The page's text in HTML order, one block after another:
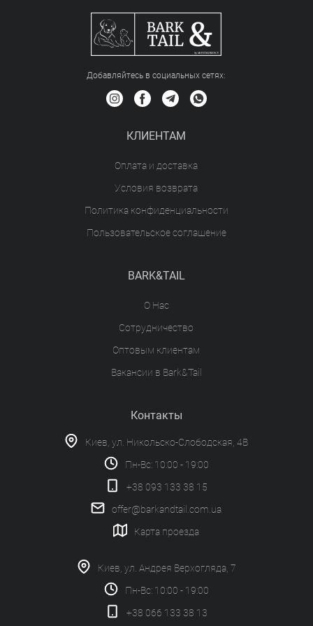
Добавляйтесь в социальных сетяx:
КЛИЕНТАМ
Оплата и доставка
Условия возврата
Политика конфиденциальности
Пользовательское соглашение
BARK&TAIL
О Нас
Сотрудничество
Оптовым клиентам
Вакансии в Bark&Tail
Контакты
Киев, ул. Никольско-Слободская, 4В
Пн-Вс: 10:00 - 19:00
+38 093 133 38 15
offer@barkandtail.com.ua
Карта проезда
Киев, ул. Андрея Верхогляда, 7
Пн-Вс: 10:00 - 19:00
+38 066 133 38 13